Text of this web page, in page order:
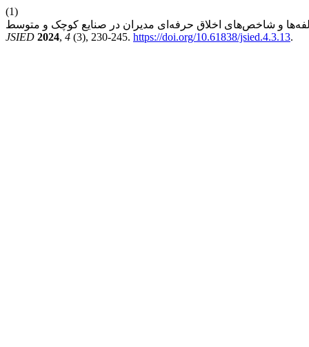
(1)
JSIED 2024, 4 (3), 230-245. https://doi.org/10.61838/jsied.4.3.13.